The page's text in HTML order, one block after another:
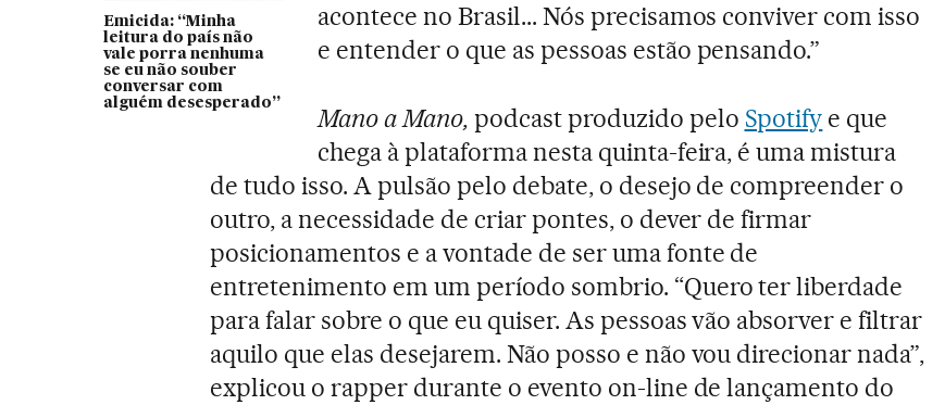
Emicida: “Minha
leitura do país não
vale porra nenhuma
se eu não souber
conversar com
alguém desesperado”
acontece no Brasil... Nós precisamos conviver com isso
e entender o que as pessoas estão pensando.”
Mano a Mano, podcast produzido pelo Spotify e que
chega à plataforma nesta quinta-feira, é uma mistura
de tudo isso. A pulsão pelo debate, o desejo de compreender o
outro, a necessidade de criar pontes, o dever de firmar
posicionamentos e a vontade de ser uma fonte de
entretenimento em um período sombrio. “Quero ter liberdade
para falar sobre o que eu quiser. As pessoas vão absorver e filtrar
aquilo que elas desejarem. Não posso e não vou direcionar nada”,
explicou o rapper durante o evento on-line de lançamento do